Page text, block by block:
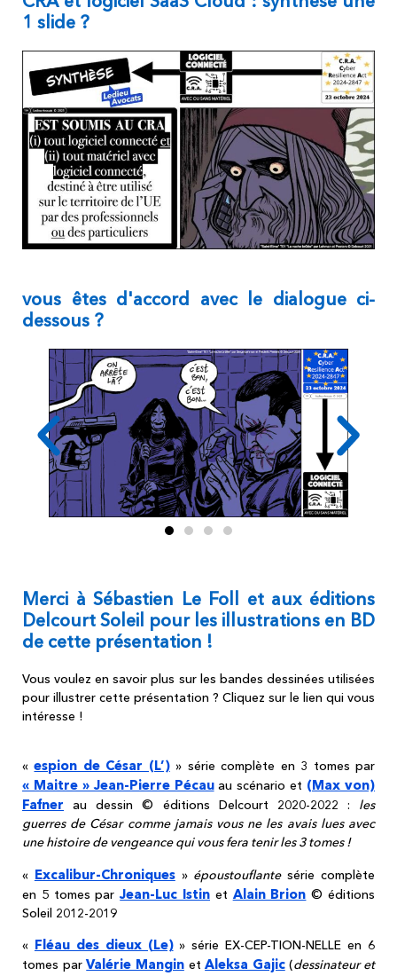
1 slide ?
vous êtes d'accord avec le dialogue ci-
dessous ?
Merci à Sébastien Le Foll et aux éditions
Delcourt Soleil pour les illustrations en BD
de cette présentation !
Vous voulez en savoir plus sur les bandes dessinées utilisées
pour illustrer cette présentation ? Cliquez sur le lien qui vous
intéresse !
«espion de César (L’)» série complète en 3 tomes par
« Maitre » Jean-Pierre Pécauau scénario et (Max von)
Fafner au dessin © éditions Delcourt 2020-2022 : les
guerres de César comme jamais vous ne les avais lues avec
une histoire de vengeance qui vous fera tenir les 3 tomes !
« Excalibur-Chroniques» époustouflantesérie complète
en 5 tomes parJean-Luc Istin et Alain Brion © éditions
Soleil 2012-2019
« Fléau des dieux (Le)» série EX-CEP-TION-NELLE en 6
tomes parValérie ManginetAleksa Gajic(dessinateur et